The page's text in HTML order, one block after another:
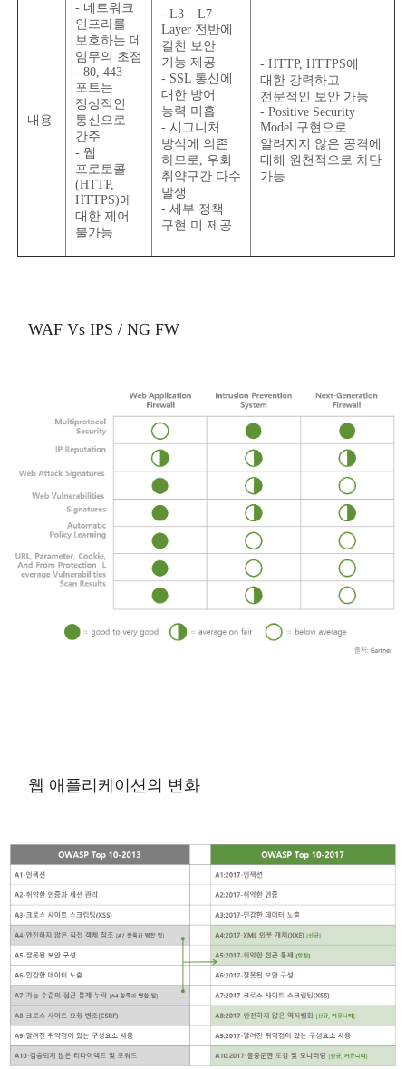
내용
- 네트워크
인프라를
보호하는 데
임무의 초점
- 80, 443
포트는
정상적인
통신으로
간주
- 웹
프로토콜
(HTTP,
HTTPS)에
대한 제어
불가능
- L3 – L7
Layer 전반에
걸친 보안
기능 제공
- SSL 통신에
대한 방어
능력 미흡
- 시그니처
방식에 의존
하므로, 우회
취약구간 다수
발생
- 세부 정책
구현 미 제공
- HTTP, HTTPS에
대한 강력하고
전문적인 보안 가능
- Positive Security
Model 구현으로
알려지지 않은 공격에
대해 원천적으로 차단
가능
WAF Vs IPS / NG FW
웹 애플리케이션의 변화